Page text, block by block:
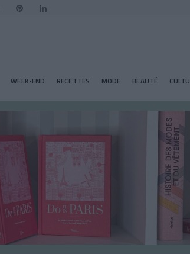
WEEK-END RECETTES MODE BEAUTÉ